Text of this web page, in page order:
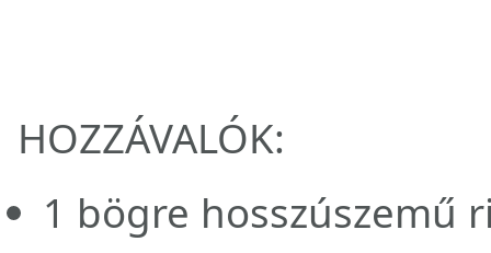
HOZZÁVALÓK:
1 bögre hosszúszemű